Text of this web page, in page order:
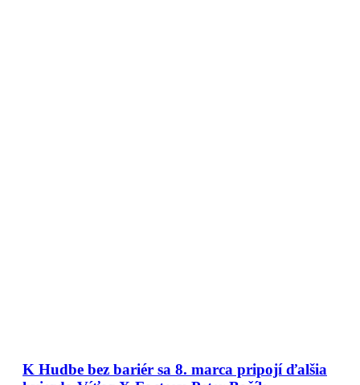
K Hudbe bez bariér sa 8. marca pripojí ďalšia